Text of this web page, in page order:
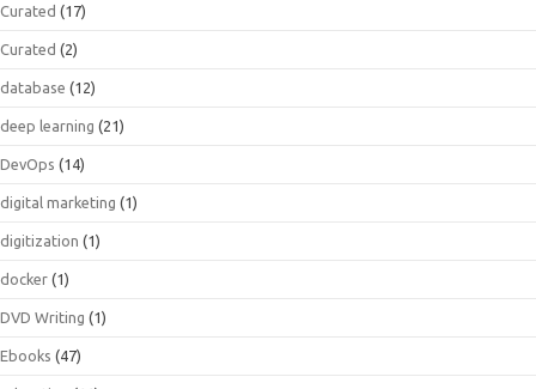
Curated (17)
Curated (2)
database (12)
deep learning (21)
DevOps (14)
digital marketing (1)
digitization (1)
docker (1)
DVD Writing (1)
Ebooks (47)